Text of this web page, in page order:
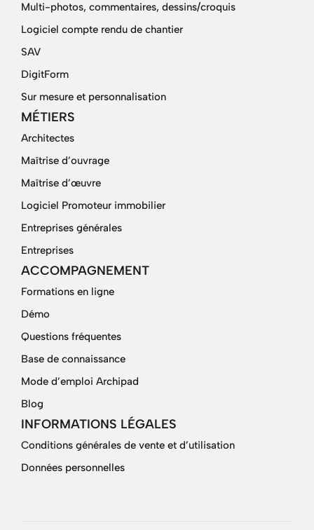
Multi-photos, commentaires, dessins/croquis
Logiciel compte rendu de chantier
SAV
DigitForm
Sur mesure et personnalisation
MÉTIERS
Architectes
Maîtrise d’ouvrage
Maîtrise d’œuvre
Logiciel Promoteur immobilier
Entreprises générales
Entreprises
ACCOMPAGNEMENT
Formations en ligne
Démo
Questions fréquentes
Base de connaissance
Mode d’emploi Archipad
Blog
INFORMATIONS LÉGALES
Conditions générales de vente et d’utilisation
Données personnelles